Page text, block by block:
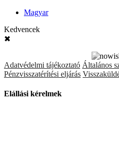
Magyar
Kedvencek
✖
Adatvédelmi tájékoztató Általános
Pénzvisszatérítési eljárás
Elállási kérelmek